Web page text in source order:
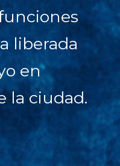
liberada
en
la ciudad.